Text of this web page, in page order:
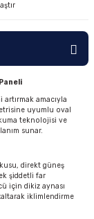
amacıyla
uyumlu oval
teknolojisi ve
sunar.
direkt güneş
şiddetli far
için dikiz aynası
iklimlendirme